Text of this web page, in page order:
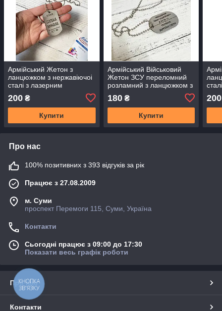
Армійський Жетон з
ланцюжком з нержавіючоі
сталі з лазерним
гравіруванням ВАШ текст
200 ₴
Купити
Армійський Військовий
Жетон ЗСУ переломний
розламний з ланцюжком з
лазерним гравіруванням
ВАШ текст
180₴
Купити
200
Про нас
100% позитивних з 393 відгуків за рік
Працює з 27.08.2009
м. Суми
проспект Перемоги 115, Суми, Україна
Контакти
Сьогодні працює з 09:00 до 17:30
Показати весь графік роботи
Про нас
Контакти
КНОПКА
ЗВ'ЯЗКУ